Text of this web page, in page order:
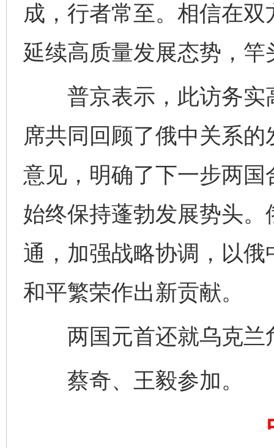
成，行者常至。相信在
延续高质量发展态势，
普京表示，此访务实
席共同回顾了俄中关系
意见，明确了下一步两
始终保持蓬勃发展势头
通，加强战略协调，以
和平繁荣作出新贡献。
两国元首还就乌克兰
蔡奇、王毅参加。